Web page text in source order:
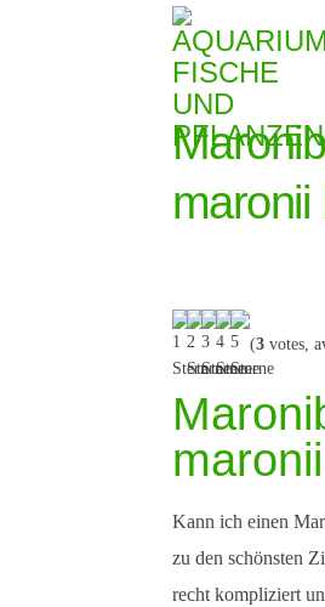
(3 votes,
Kann ich einen
zu den schönsten
recht kompliziert